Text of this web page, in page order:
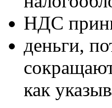
НДС
деньги,
как